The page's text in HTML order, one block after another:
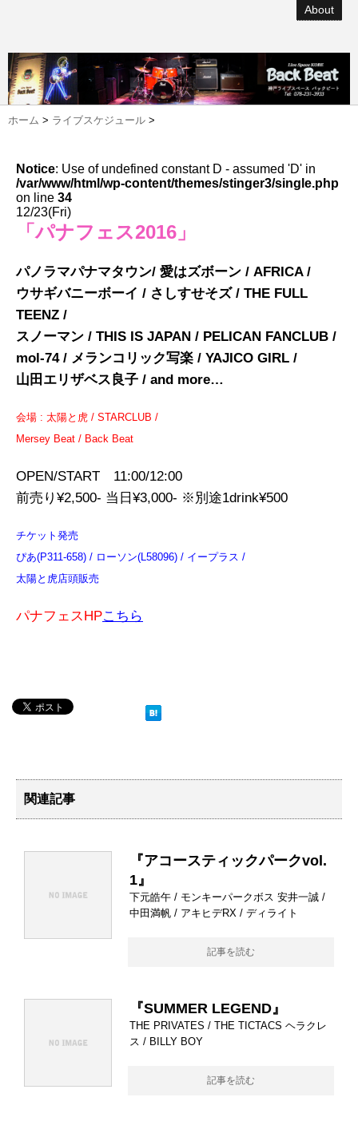
About
ホーム > ライブスケジュール >
Notice: Use of undefined constant D - assumed 'D' in
/var/www/html/wp-content/themes/stinger3/single.php
on line 34
12/23(Fri)
「パナフェス2016」
パノラマパナマタウン/ 愛はズボーン / AFRICA /
ウサギバニーボーイ / さしすせそズ / THE FULL
TEENZ /
スノーマン / THIS IS JAPAN / PELICAN FANCLUB /
mol-74 / メランコリック写楽 / YAJICO GIRL /
山田エリザベス良子 / and more…
会場 : 太陽と虎 / STARCLUB /
Mersey Beat / Back Beat
OPEN/START 11:00/12:00
前売り¥2,500- 当日¥3,000- ※別途1drink¥500
チケット発売
ぴあ(P311-658) / ローソン(L58096) / イープラス /
太陽と虎店頭販売
パナフェスHPこちら
関連記事
『アコースティックパークvol.
1』
下元皓午 / モンキーパークボス 安井一誠 /
中田満帆 / アキヒデRX / ディライト
記事を読む
『SUMMER LEGEND』
THE PRIVATES / THE TICTACS ヘラクレ
ス / BILLY BOY
記事を読む